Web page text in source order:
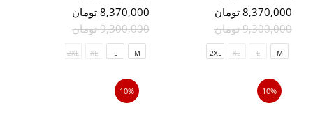
8,370,000 تومان
9,300,000 تومان
M
L
XL
2XL
8,370,000 تومان
9,300,000 تومان
M
L
XL
2XL
10%
10%